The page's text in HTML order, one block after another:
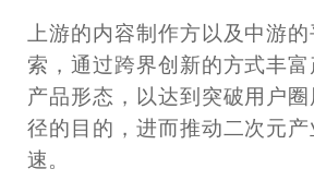
上游的内容制作方以及中游
索，通过跨界创新的方式丰
产品形态，以达到突破用户
径的目的，进而推动二次元
速。